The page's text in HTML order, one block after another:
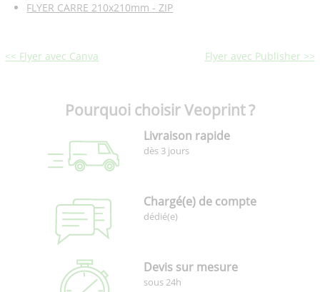
FLYER CARRE 210x210mm - ZIP
<< Flyer avec Canva Flyer avec Publisher >>
Pourquoi choisir Veoprint ?
Livraison rapide
dès 3 jours
Chargé(e) de compte
dédié(e)
Devis sur mesure
sous 24h